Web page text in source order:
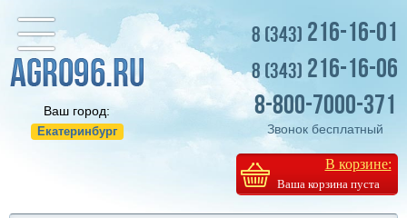
Ваш город:
Екатеринбург
8 (343) 216-16-01
8 (343) 216-16-06
8-800-7000-371
Звонок бесплатный
В корзине:
Ваша корзина пуста